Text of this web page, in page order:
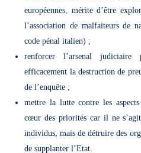
européennes, mérite d’être
l’association de malfaiteurs de
code pénal italien) ;
renforcer l’arsenal judiciaire
efficacement la destruction de
de l’enquête ;
mettre la lutte contre les
cœur des priorités car il ne
individus, mais de détruire des
de supplanter l’Etat.